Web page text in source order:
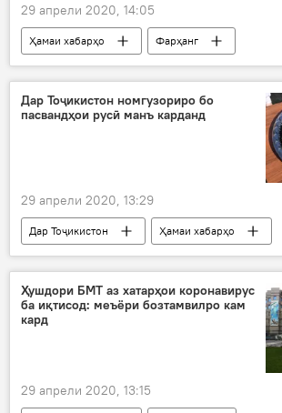
29 апрели 2020, 14:05
Ҳамаи хабарҳо Фарҳанг
Дар Тоҷикистон номгузориро бо
пасвандҳои русӣ манъ карданд
29 апрели 2020, 13:29
Дар Тоҷикистон
Ҳамаи хабарҳо
Рӯйдод, ҷиноят ва ҳолатҳои фавқулода
Ҳушдори БМТ аз хатарҳои коронавирус
ба иқтисод: меъёри бозтамвилро кам
кард
29 апрели 2020, 13:15